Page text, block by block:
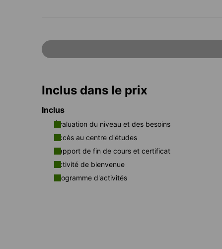
Inclus dans le prix
Inclus
Évaluation du niveau et des besoins
Accès au centre d'études
Rapport de fin de cours et certificat
Activité de bienvenue
Programme d'activités